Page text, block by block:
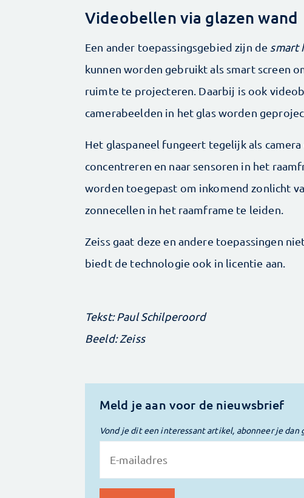
Videobellen via glazen wand
Een ander toepassingsgebied zijn de smart
kunnen worden gebruikt als smart screen
ruimte te projecteren. Daarbij is ook
camerabeelden in het glas worden
Het glaspaneel fungeert tegelijk als
concentreren en naar sensoren in het
worden toegepast om inkomend zonlicht
zonnecellen in het raamframe te leiden.
Zeiss gaat deze en andere toepassingen
biedt de technologie ook in licentie aan.
Tekst: Paul Schilperoord
Beeld: Zeiss
Meld je aan voor de nieuwsbrief
Vond je dit een interessant artikel, abonneer je